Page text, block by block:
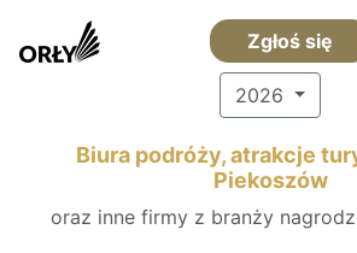
Zgłoś się
2026
Biura podróży, atrakcje
Piekoszów
oraz inne firmy z branży